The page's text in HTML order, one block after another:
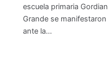
escuela primaria
Grande se
ante la…